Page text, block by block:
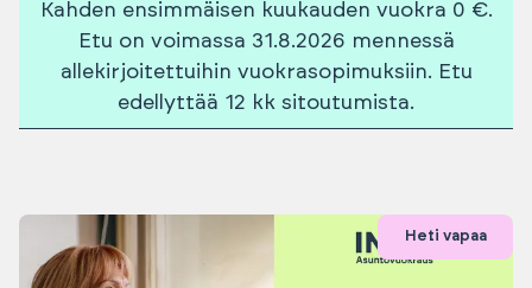
Kahden ensimmäisen kuukauden vuokra 0 €.
Etu on voimassa 31.8.2026 mennessä
allekirjoitettuihin vuokrasopimuksiin. Etu
edellyttää 12 kk sitoutumista.
Heti vapaa